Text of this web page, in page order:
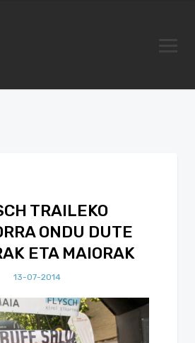
TRAILEKO
ONDU DUTE
ETA MAIORAK
13-07-2014